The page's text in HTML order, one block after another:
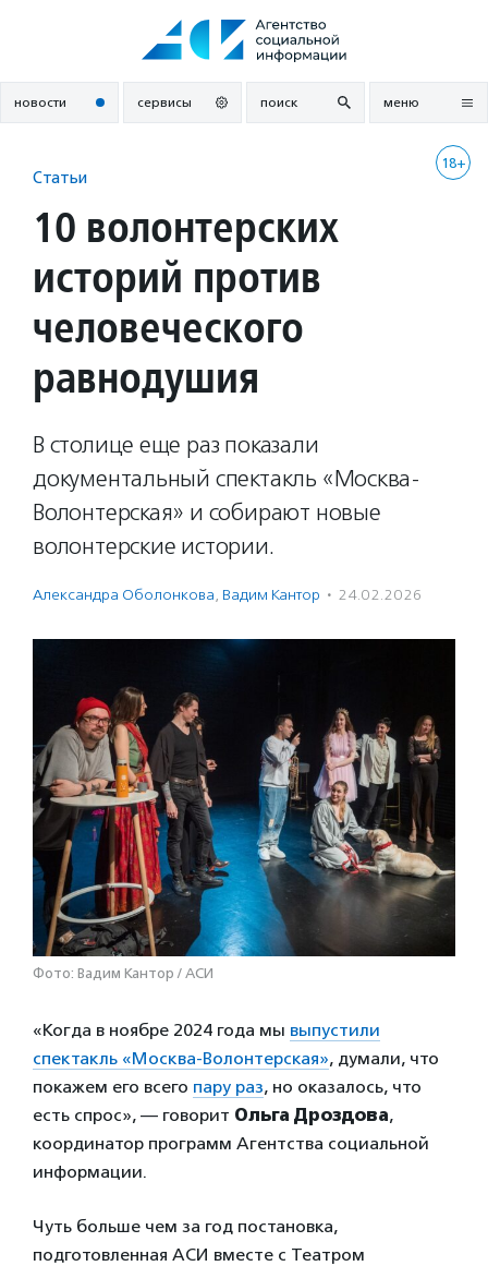
новости сервисы поиск меню
18+
Статьи
10 волонтерских
историй против
человеческого
равнодушия
В столице еще раз показали
документальный спектакль «Москва-
Волонтерская» и собирают новые
волонтерские истории.
Александра Оболонкова, Вадим Кантор · 24.02.2026
Фото: Вадим Кантор / АСИ
«Когда в ноябре 2024 года мы выпустили
спектакль «Москва-Волонтерская», думали, что
покажем его всего пару раз, но оказалось, что
есть спрос», — говорит Ольга Дроздова,
координатор программ Агентства социальной
информации.
Чуть больше чем за год постановка,
подготовленная АСИ вместе с Театром